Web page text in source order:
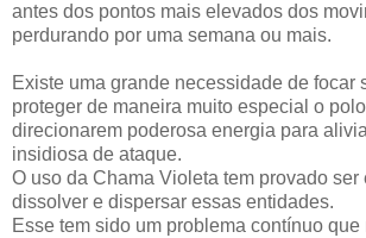
antes dos pontos mais elevados dos
perdurando por uma semana ou mais.
Existe uma grande necessidade de focar
proteger de maneira muito especial o
direcionarem poderosa energia para
insidiosa de ataque.
O uso da Chama Violeta tem provado ser
dissolver e dispersar essas entidades.
Esse tem sido um problema contínuo